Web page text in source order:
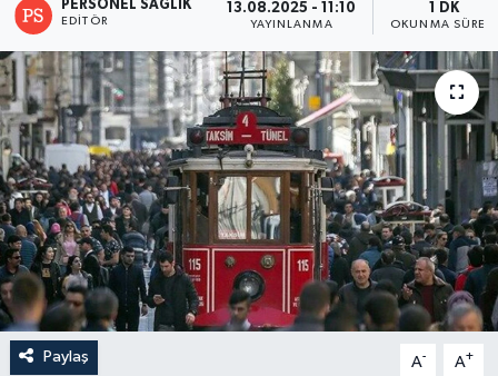
PERSONEL SAĞLIK
EDITÖR
13.08.2025 - 11:10
YAYINLANMA
1 DK
OKUNMA SÜRESI
Paylaş A- A+
Sendika
Kpss - Sınav
Haber Arşivi